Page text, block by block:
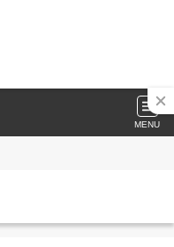
MENU